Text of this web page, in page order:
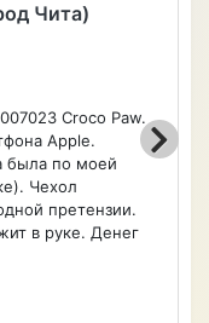
Чита)
Croco Paw.
Apple.
была по моей
Чехол
претензии.
в руке. Денег